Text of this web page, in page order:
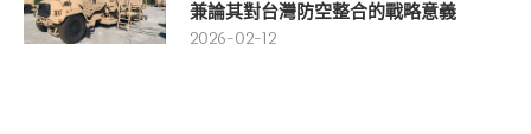
兼論其對台灣防空整合的戰略意義
2026-02-12